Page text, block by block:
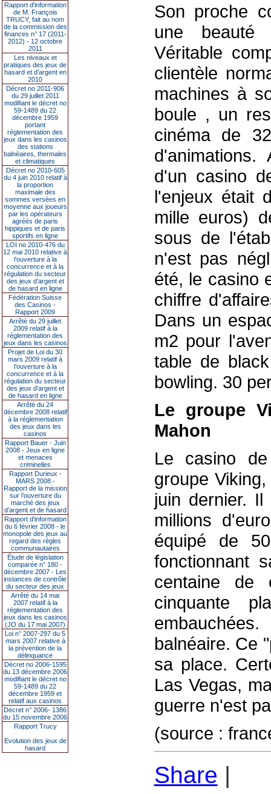
Rapport d'information
de M. François
TRUCY, fait au nom
de la commission des
finances n° 17 (2011-
2012) - 12 octobre
2011
Les niveaux et
pratiques des jeux de
hasard et d’argent en
2010
Décret no 2011-906
du 29 juillet 2011
modifiant le décret no
59-1489 du 22
décembre 1959
portant
réglementation des
jeux dans les casinos
des stations
balnéaires, thermales
et climatiques
Décret no 2010-605
du 4 juin 2010 relatif à
la proportion
maximale des
sommes versées en
moyenne aux joueurs
par les opérateurs
agréés de paris
hippiques et de paris
sportifs en ligne
LOI no 2010-476 du
12 mai 2010 relative à
l’ouverture à la
concurrence et à la
régulation du secteur
des jeux d’argent et
de hasard en ligne
Fédération Suisse
des Casinos -
Rapport 2009
Arrêté du 29 juillet
2009 relatif à la
réglementation des
jeux dans les casinos
Projet de Loi du 30
mars 2009 relatif à
l’ouverture à la
concurrence et à la
régulation du secteur
des jeux d’argent et
de hasard en ligne
Arrêté du 24
décembre 2008 relatif
à la réglementation
des jeux dans les
casinos
Rapport Bauer - Juin
2008 - Jeux en ligne
et menaces
criminelles
Rapport Durieux -
MARS 2008 -
Rapport de la mission
sur l’ouverture du
marché des jeux
d’argent et de hasard
Rapport d'information
du 6 février 2008 - le
monopole des jeux au
regard des règles
communautaires
Étude de législation
comparée n° 180 -
décembre 2007 - Les
instances de contrôle
du secteur des jeux
Arrêté du 14 mai
2007 relatif à la
réglementation des
jeux dans les casinos
(JO du 17 mai 2007)
Loi n° 2007-297 du 5
mars 2007 relative à
la prévention de la
délinquance
Décret no 2006-1595
du 13 décembre 2006
modifiant le décret no
59-1489 du 22
décembre 1959 et
relatif aux casinos
Décret n° 2006- 1386
du 15 novembre 2006
Rapport Trucy
Evolution des jeux de
hasard
Son proche
une beauté
Véritable
clientèle
machines à
boule , un
cinéma de
d'un casino
l'enjeux était
mille euros)
sous de
n'est pas
été, le casino
chiffre
Dans un
m2 pour
table de
bowling. 30
Le groupe
Mahon
Le casino
groupe
juin dernier.
millions
équipé de
fonctionnant
centaine
cinquante
balnéaire. Ce
sa place.
Las Vegas,
guerre n'est
(source :
Share |